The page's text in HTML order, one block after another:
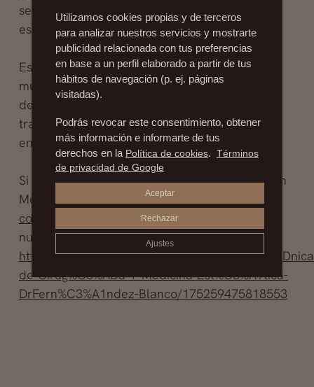
semanas, y se evaluará como está la arruga, si
es necesario una nueva aplicación.
Este producto se utiliza para corregir arrugas
muy marcadas, y profundas, surcos y
depresiones faciales, debe reiniciarse el
tratamiento al año y medio o dos años, ya que
en ese período se reabsorvió completamente.
Si quieres consultar con nuestro especialista en
Medicina Estética, escríbenos a
contacto@drfernandezblanco.com
nuestro Facebook y deja tu consulta
https://www.facebook.com/#!/pages/
de-Cirug%C3%ADa-Y-Medicina-Est%C3%A9tica-
DrFern%C3%A1ndez-Blanco/175259475818553
Utilizamos cookies propias y de terceros
para analizar nuestros servicios y mostrarte
publicidad relacionada con tus preferencias
en base a un perfil elaborado a partir de tus
hábitos de navegación (p. ej. páginas
visitadas).
Podrás revocar este consentimiento, obtener
más información e informarte de tus
derechos en la Política de cookies. Términos
de privacidad de Google
Aceptar
Rechazar
Ajustes